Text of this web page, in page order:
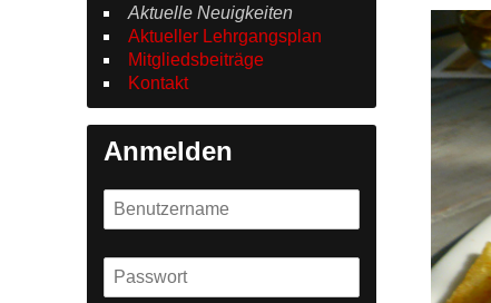
Aktuelle Neuigkeiten
Aktueller Lehrgangsplan
Mitgliedsbeiträge
Kontakt
Anmelden